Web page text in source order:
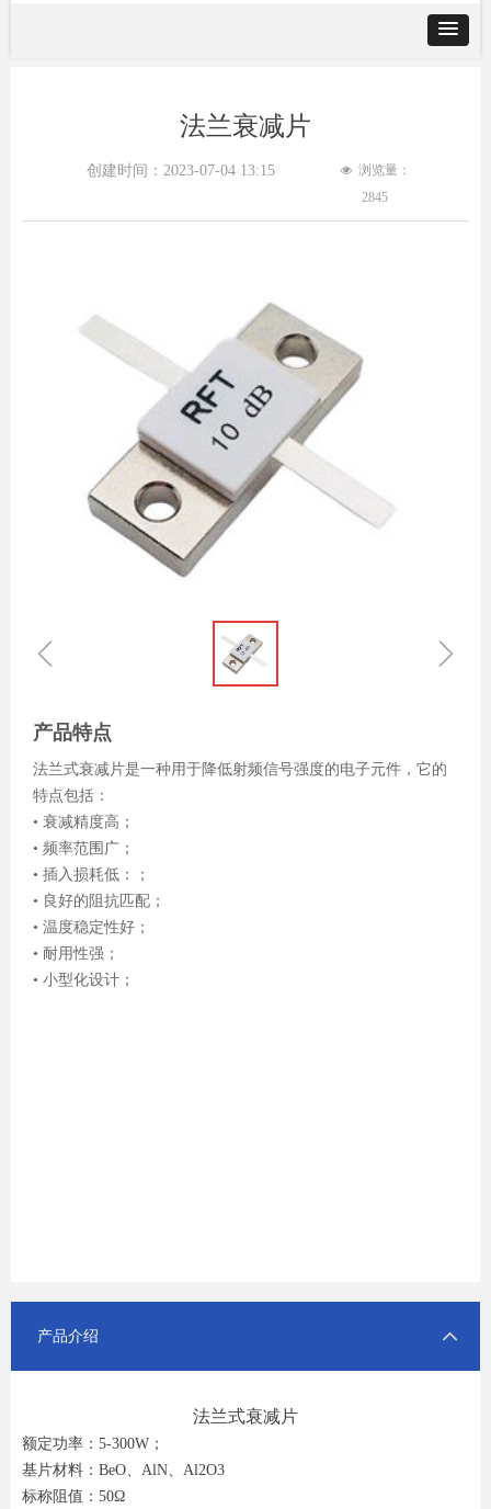
法兰衰减片
ꁆ ꁇ
法兰式衰减片是一种用于降低射频信号强度的电子元件，它的
特点包括：
• 衰减精度高；
• 频率范围广；
• 插入损耗低：；
• 良好的阻抗匹配；
• 温度稳定性好；
• 耐用性强；
• 小型化设计；
产品特点
创建时间： 2023-07-04 13:15 넶 浏览量：
2845
产品介绍
法兰式衰减片
额定功率：5-300W；
基片材料：BeO、AlN、Al2O3
标称阻值：50Ω